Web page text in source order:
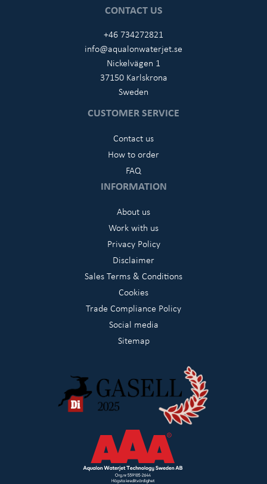
CONTACT US
+46 734272821
info@aqualonwaterjet.se
Nickelvägen 1
37150 Karlskrona
Sweden
CUSTOMER SERVICE
Contact us
How to order
FAQ
INFORMATION
About us
Work with us
Privacy Policy
Disclaimer
Sales Terms & Conditions
Cookies
Trade Compliance Policy
Social media
Sitemap